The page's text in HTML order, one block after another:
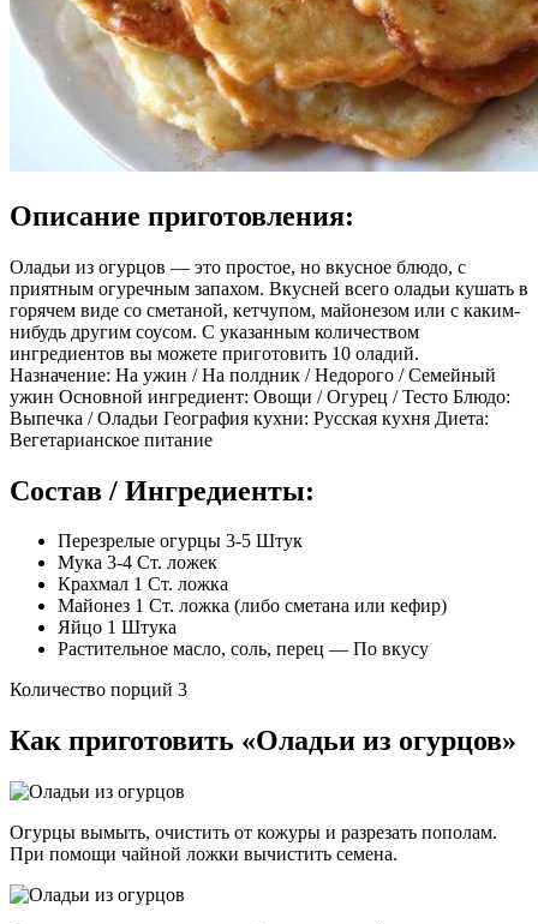
Описание приготовления:
Оладьи из огурцов — это простое, но вкусное блюдо, с
приятным огуречным запахом. Вкусней всего оладьи кушать в
горячем виде со сметаной, кетчупом, майонезом или с каким-
нибудь другим соусом. С указанным количеством
ингредиентов вы можете приготовить 10 оладий.
Назначение: На ужин / На полдник / Недорого / Семейный
ужин Основной ингредиент: Овощи / Огурец / Тесто Блюдо:
Выпечка / Оладьи География кухни: Русская кухня Диета:
Вегетарианское питание
Состав / Ингредиенты:
Перезрелые огурцы 3-5 Штук
Мука 3-4 Ст. ложек
Крахмал 1 Ст. ложка
Майонез 1 Ст. ложка (либо сметана или кефир)
Яйцо 1 Штука
Растительное масло, соль, перец — По вкусу
Количество порций 3
Как приготовить «Оладьи из огурцов»
Огурцы вымыть, очистить от кожуры и разрезать пополам.
При помощи чайной ложки вычистить семена.